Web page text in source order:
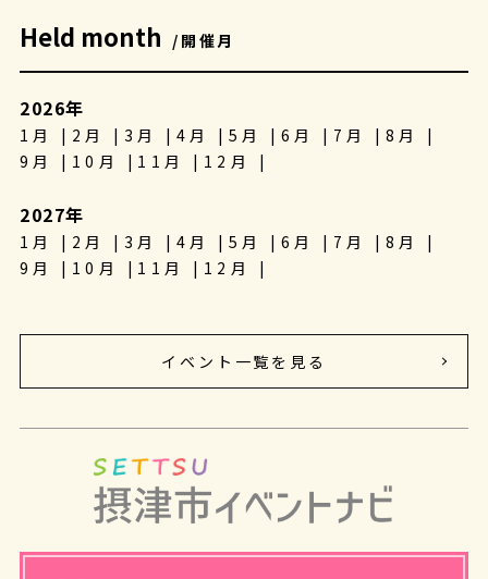
Held month /開催月
2026年
1月 2月 3月 4月 5月 6月 7月
8月
9月
10月 11月 12月
2027年
1月 2月 3月 4月 5月 6月 7月
8月
9月
10月 11月 12月
イベント一覧を見る